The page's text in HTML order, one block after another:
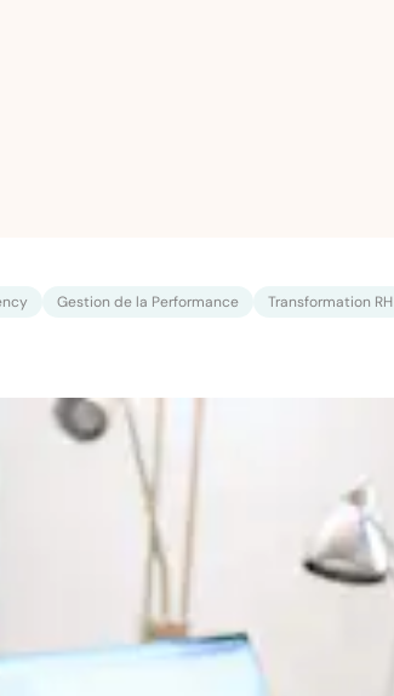
Gestion de la Performance Transformation RH